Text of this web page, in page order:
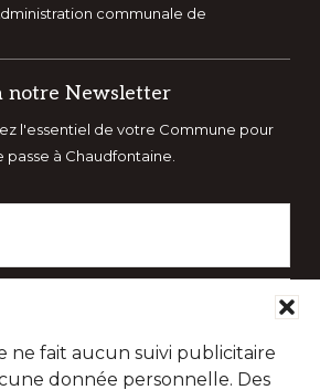
ne fait aucun suivi publicitaire
donnée personnelle. Des
communale de
notre Newsletter
l'essentiel de votre Commune pour
à Chaudfontaine.